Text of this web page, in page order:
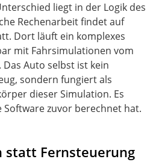
liegt in der Logik des
Rechenarbeit findet auf
Dort läuft ein komplexes
mit Fahrsimulationen vom
Auto selbst ist kein
sondern fungiert als
dieser Simulation. Es
Software zuvor berechnet hat.
statt Fernsteuerung